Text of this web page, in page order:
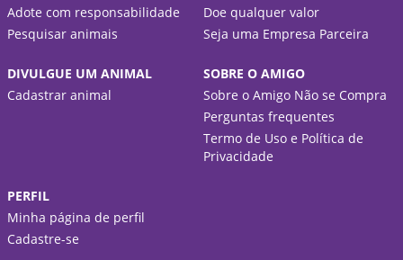
Adote com responsabilidade
Pesquisar animais
Doe qualquer valor
Seja uma Empresa Parceira
DIVULGUE UM ANIMAL
Cadastrar animal
SOBRE O AMIGO
Sobre o Amigo Não se Compra
Perguntas frequentes
Termo de Uso e Política de
Privacidade
PERFIL
Minha página de perfil
Cadastre-se